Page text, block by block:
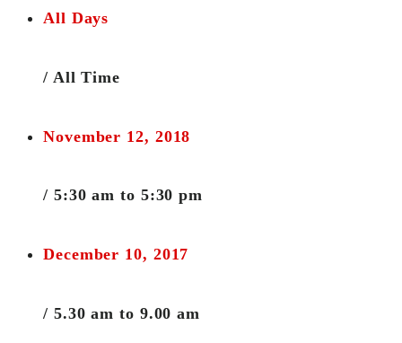
All Days
/ All Time
November 12, 2018
/ 5:30 am to 5:30 pm
December 10, 2017
/ 5.30 am to 9.00 am